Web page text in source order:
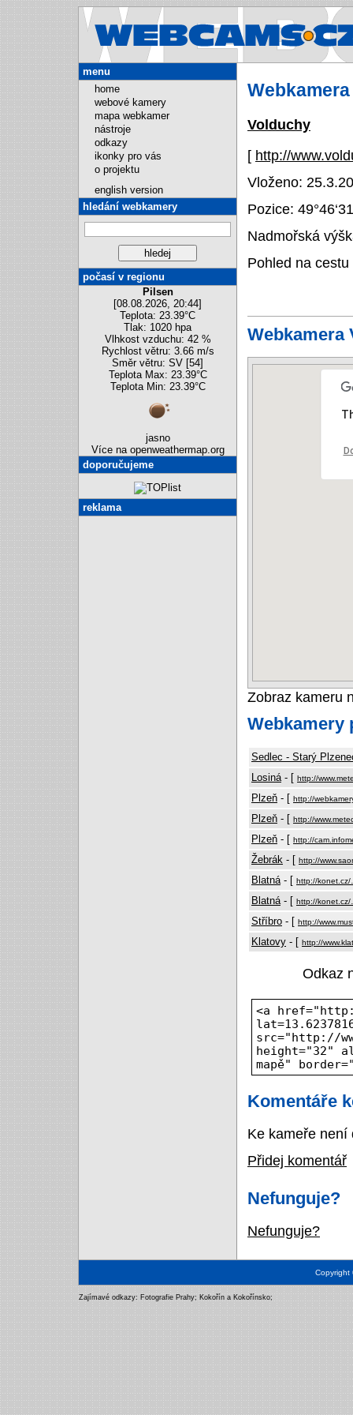
Volduchy
[ http://
Vloženo:
Pozice:
Nadmořská
Pohled na
Webkamera
Zobraz kameru
Webkamery
Sedlec - Starý
Losiná - [ http://
Plzeň - [ http://
Plzeň - [ http://
Plzeň - [ http://
Žebrák - [ http://
Blatná - [ http://
Blatná - [ http://
Stříbro - [ http://
Klatovy - [ http://
Odkaz
<a href="http://
src="http://
height="32"
mapě"
Komentáře
Ke kameře není
Přidej komentář
Nefunguje?
Nefunguje?
menu
home
webové kamery
mapa webkamer
nástroje
odkazy
ikonky pro vás
o projektu
english version
hledání webkamery
počasí v regionu
Pilsen
[08.08.2026, 20:44]
Teplota: 23.39°C
Tlak: 1020 hpa
Vlhkost vzduchu: 42 %
Rychlost větru: 3.66 m/s
Směr větru: SV [54]
Teplota Max: 23.39°C
Teplota Min: 23.39°C
jasno
Více na openweathermap.org
doporučujeme
reklama
Zajímavé odkazy: Fotografie Prahy; Kokořín a Kokořínsko;